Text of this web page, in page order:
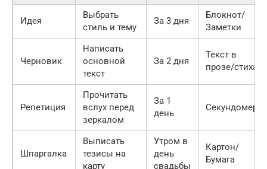
Идея
Выбрать
стиль и тему
За 3 дня
Блокнот/
Заметки
Черновик
Написать
основной
текст
За 2 дня
Текст в
прозе/стихах
Репетиция
Прочитать
вслух перед
зеркалом
За 1
день
Секундомер
Шпаргалка
Выписать
тезисы на
карту
Утром в
день
свадьбы
Картон/
Бумага